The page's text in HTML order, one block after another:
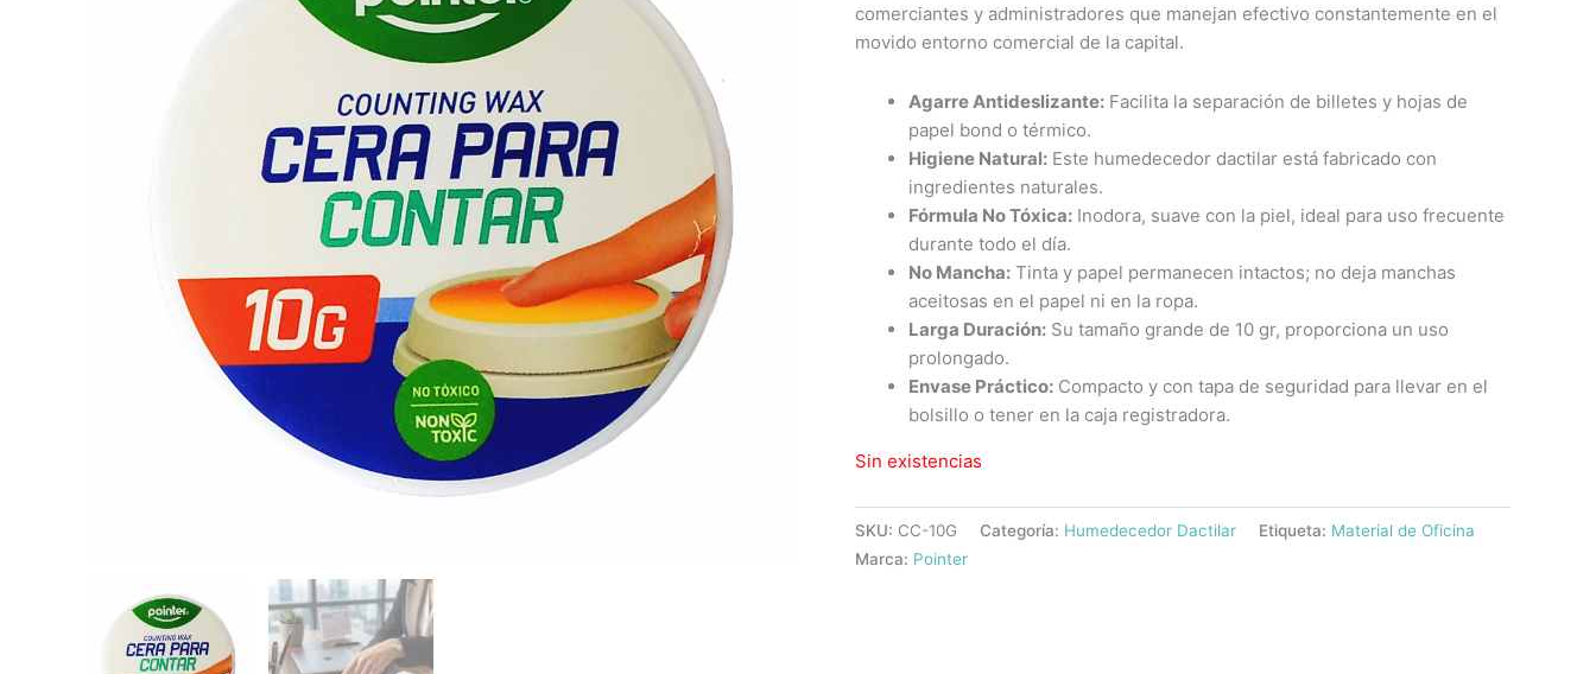
comerciantes y administradores que manejan efectivo constantemente en el
movido entorno comercial de la capital.
Agarre Antideslizante: Facilita la separación de billetes y hojas de
papel bond o térmico.
Higiene Natural: Este humedecedor dactilar está fabricado con
ingredientes naturales.
Fórmula No Tóxica: Inodora, suave con la piel, ideal para uso frecuente
durante todo el día.
No Mancha: Tinta y papel permanecen intactos; no deja manchas
aceitosas en el papel ni en la ropa.
Larga Duración: Su tamaño grande de 10 gr, proporciona un uso
prolongado.
Envase Práctico: Compacto y con tapa de seguridad para llevar en el
bolsillo o tener en la caja registradora.
Sin existencias
SKU: CC-10G Categoría: Humedecedor Dactilar Etiqueta: Material de Oficina
Marca: Pointer